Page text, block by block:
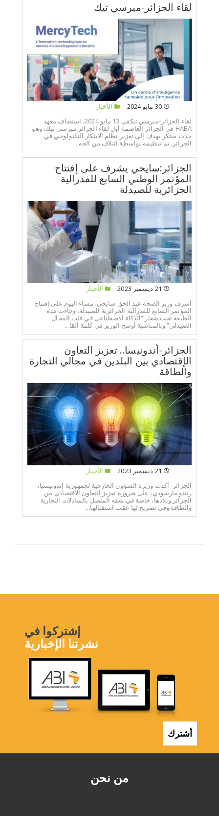
لقاء الجزائر-ميرسي تيك
30 مايو 2024
الأخبار
لقاء الجزائر-ميرسي تيكفي 13 مايو 2024، استضاف معهد
HABA في الجزائر العاصمة أول لقاء الجزائر-ميرسي تيك، وهو
حدث مبتكر يهدف إلى تعزيز نظام الابتكار التكنولوجي في
الجزائر. تم تنظيمه بواسطة ائتلاف من الجه...
الجزائر:سايحي يشرف على إفتتاح
المؤتمر الوطني السابع للفدرالية
الجزائرية للصيدلة
الأخبار
أشرف وزير الصحة عبد الحق سايحي، مساء اليوم على إفتتاح
المؤتمر السابع للفدرالية الجزائرية للصيدلة. وجاءت هذه
الطبعة تحت شعار “الذكاء الاصطناعي في قلب المجال
الصيدلي”.وبالمناسبة أوضح الوزير في كلمة ألقا...
الجزائر-أندونيسا.. تعزيز التعاون
الإقتصادي بين البلدين في مجالي التجارة
والطاقة
الأخبار
الجزائر- أكدت وزيرة الشؤون الخارجية لجمهورية إندونيسيا،
ريتنو مارسودي، على ضرورة تعزيز التعاون الاقتصادي بين
الجزائر وبلادها، خاصة في شقه المتصل بالمبادلات التجارية
والطاقة.وفي تصريح لها عقب استقبالها...
من نحن
إشتركوا في
نشرتنا الإخبارية
أشترك